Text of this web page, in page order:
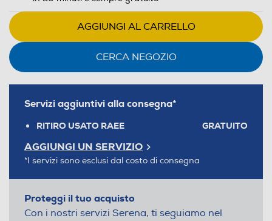
AGGIUNGI AL CARRELLO
CERCA NEGOZIO
Servizi aggiuntivi alla consegna*
RITIRO USATO RAEE GRATUITO
AGGIUNGI UN SERVIZIO
*I servizi sono esclusi dal costo di consegna
Proteggi il tuo acquisto
Con i nostri servizi Serena, ti seguiamo nel